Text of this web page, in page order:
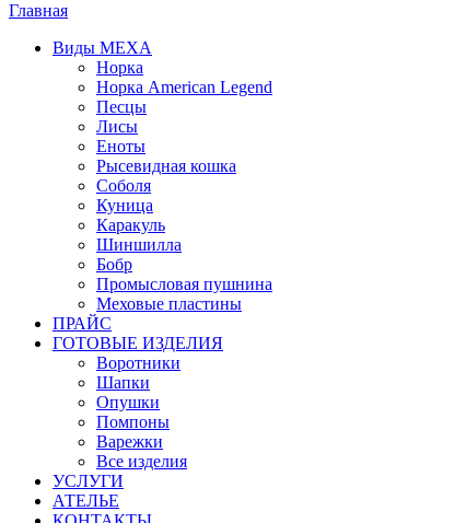
Главная
Виды МЕХА
Норка
Норка American Legend
Песцы
Лисы
Еноты
Рысевидная кошка
Соболя
Куница
Каракуль
Шиншилла
Бобр
Промысловая пушнина
Меховые пластины
ПРАЙС
ГОТОВЫЕ ИЗДЕЛИЯ
Воротники
Шапки
Опушки
Помпоны
Варежки
Все изделия
УСЛУГИ
АТЕЛЬЕ